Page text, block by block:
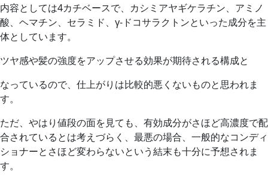
内容としては4カチベースで、カシミアヤギケラチン、アミノ
酸、ヘマチン、セラミド、γ-ドコサラクトンといった成分を主
体としています。
ツヤ感や髪の強度をアップさせる効果が期待される構成と
なっているので、仕上がりは比較的悪くないものと思われま
す。
ただ、やはり値段の面を見ても、有効成分がさほど高濃度で配
合されているとは考えづらく、最悪の場合、一般的なコンディ
ショナーとさほど変わらないという結末も十分に予想されま
す。